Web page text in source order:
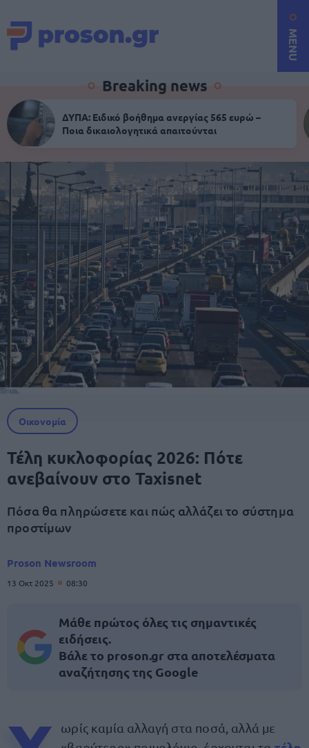
MENU
Breaking news
ΔΥΠΑ: Ειδικό βοήθημα ανεργίας 565 ευρώ –
Ποια δικαιολογητικά απαιτούνται
Οικονομία
Τέλη κυκλοφορίας 2026: Πότε
ανεβαίνουν στο Taxisnet
Πόσα θα πληρώσετε και πώς αλλάζει το σύστημα
προστίμων
Proson Newsroom
13 Οκτ 2025 08:30
Μάθε πρώτος όλες τις σημαντικές
ειδήσεις.
Βάλε το proson.gr στα αποτελέσματα
αναζήτησης της Google
ωρίς καμία αλλαγή στα ποσά, αλλά με